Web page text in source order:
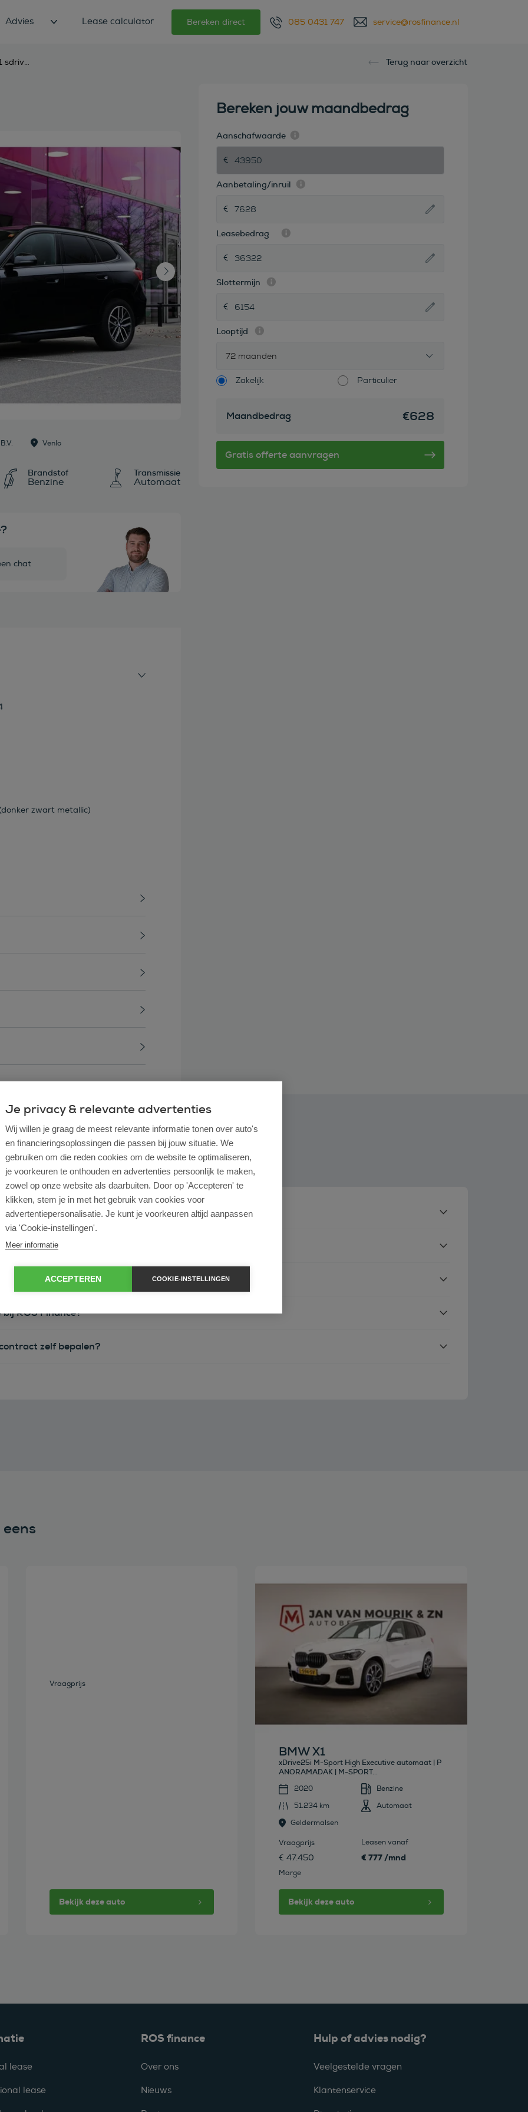
Advies Lease calculator Bereken direct 085 0431 747 service@rosfinance.nl
bmw x1 sdrive18i m sport automaat Terug naar overzicht
Venlo
Brandstof
Benzine
Transmissie
Automaat
chat
zwart metallic)
Bereken jouw maandbedrag
Aanschafwaarde
Aanbetaling/inruil
Leasebedrag
Slottermijn
Looptijd
72 maanden
Zakelijk Particulier
Maandbedrag €628
ondernemer?
operational lease?
ROS Finance?
zelf bepalen?
Vraagprijs
Bekijk deze auto
Bekijk deze auto
BMW X1
xDrive25i M-Sport High Executive automaat | P
ANORAMADAK | M-SPORT...
2020
Benzine
51.234 km
Automaat
Geldermalsen
Vraagprijs
€ 47.450
Marge
Leasen vanaf
€ 777 /mnd
Bekijk deze auto
lease
lease
ROS finance
Over ons
Nieuws
Hulp of advies nodig?
Veelgestelde vragen
Klantenservice
Je privacy & relevante advertenties
Wij willen je graag de meest relevante informatie tonen over auto's
en financieringsoplossingen die passen bij jouw situatie. We
gebruiken om die reden cookies om de website te optimaliseren,
je voorkeuren te onthouden en advertenties persoonlijk te maken,
zowel op onze website als daarbuiten. Door op 'Accepteren' te
klikken, stem je in met het gebruik van cookies voor
advertentiepersonalisatie. Je kunt je voorkeuren altijd aanpassen
via 'Cookie-instellingen'.
Meer informatie
ACCEPTEREN COOKIE-INSTELLINGEN